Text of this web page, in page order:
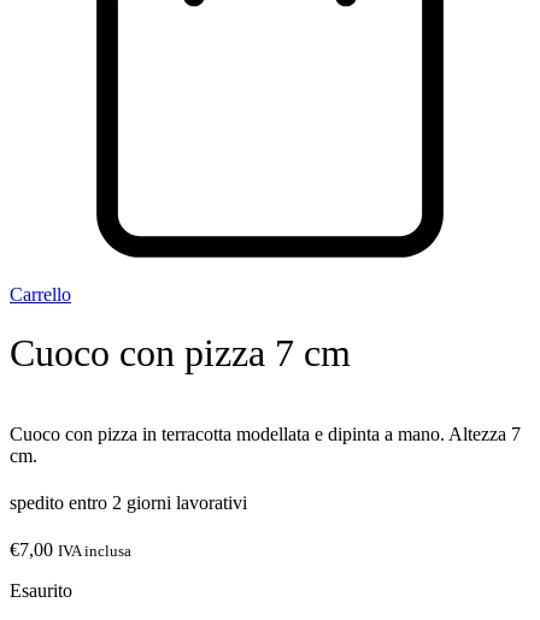
Carrello
Cuoco con pizza 7 cm
Cuoco con pizza in terracotta modellata e dipinta a mano. Altezza 7
cm.
spedito entro 2 giorni lavorativi
€7,00 IVA inclusa
Esaurito